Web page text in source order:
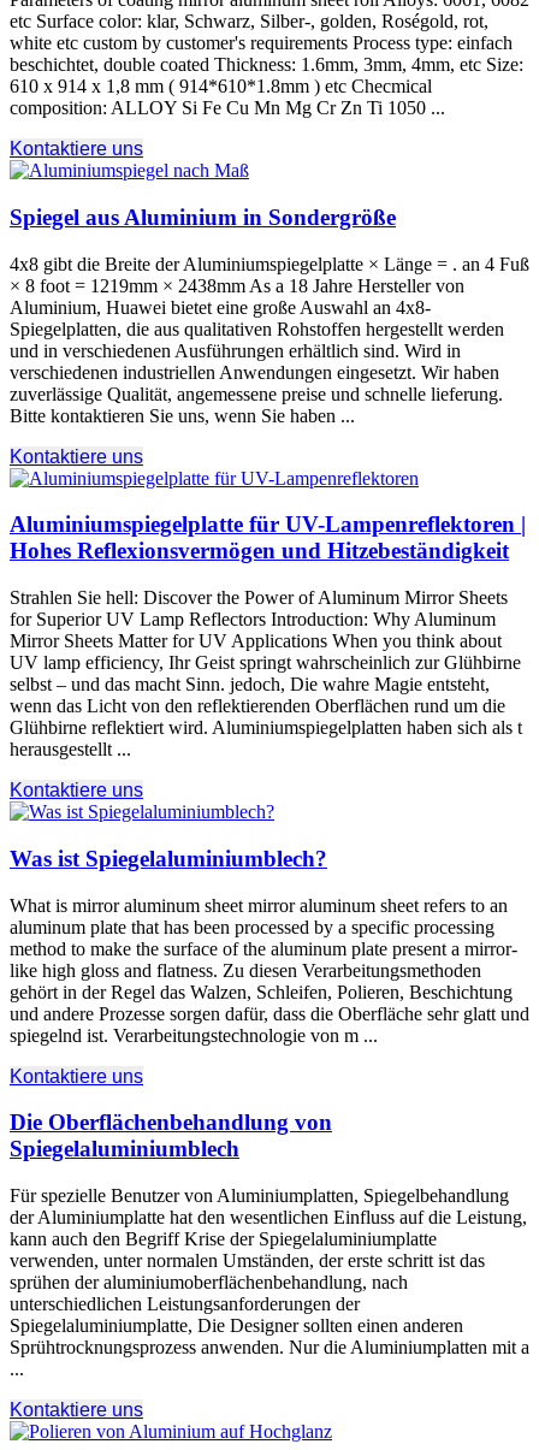
etc Surface color: klar, Schwarz, Silber-, golden, Roségold, rot,
white etc custom by customer's requirements Process type: einfach
beschichtet, double coated Thickness: 1.6mm, 3mm, 4mm, etc Size:
610 x 914 x 1,8 mm ( 914*610*1.8mm ) etc Checmical
composition: ALLOY Si Fe Cu Mn Mg Cr Zn Ti 1050 ...
Kontaktiere uns
Spiegel aus Aluminium in Sondergröße
4x8 gibt die Breite der Aluminiumspiegelplatte × Länge = . an 4 Fuß
× 8 foot = 1219mm × 2438mm As a 18 Jahre Hersteller von
Aluminium, Huawei bietet eine große Auswahl an 4x8-
Spiegelplatten, die aus qualitativen Rohstoffen hergestellt werden
und in verschiedenen Ausführungen erhältlich sind. Wird in
verschiedenen industriellen Anwendungen eingesetzt. Wir haben
zuverlässige Qualität, angemessene preise und schnelle lieferung.
Bitte kontaktieren Sie uns, wenn Sie haben ...
Kontaktiere uns
Aluminiumspiegelplatte für UV-Lampenreflektoren |
Hohes Reflexionsvermögen und Hitzebeständigkeit
Strahlen Sie hell: Discover the Power of Aluminum Mirror Sheets
for Superior UV Lamp Reflectors Introduction: Why Aluminum
Mirror Sheets Matter for UV Applications When you think about
UV lamp efficiency, Ihr Geist springt wahrscheinlich zur Glühbirne
selbst – und das macht Sinn. jedoch, Die wahre Magie entsteht,
wenn das Licht von den reflektierenden Oberflächen rund um die
Glühbirne reflektiert wird. Aluminiumspiegelplatten haben sich als t
herausgestellt ...
Kontaktiere uns
Was ist Spiegelaluminiumblech?
What is mirror aluminum sheet mirror aluminum sheet refers to an
aluminum plate that has been processed by a specific processing
method to make the surface of the aluminum plate present a mirror-
like high gloss and flatness. Zu diesen Verarbeitungsmethoden
gehört in der Regel das Walzen, Schleifen, Polieren, Beschichtung
und andere Prozesse sorgen dafür, dass die Oberfläche sehr glatt und
spiegelnd ist. Verarbeitungstechnologie von m ...
Kontaktiere uns
Die Oberflächenbehandlung von
Spiegelaluminiumblech
Für spezielle Benutzer von Aluminiumplatten, Spiegelbehandlung
der Aluminiumplatte hat den wesentlichen Einfluss auf die Leistung,
kann auch den Begriff Krise der Spiegelaluminiumplatte
verwenden, unter normalen Umständen, der erste schritt ist das
sprühen der aluminiumoberflächenbehandlung, nach
unterschiedlichen Leistungsanforderungen der
Spiegelaluminiumplatte, Die Designer sollten einen anderen
Sprühtrocknungsprozess anwenden. Nur die Aluminiumplatten mit a
...
Kontaktiere uns